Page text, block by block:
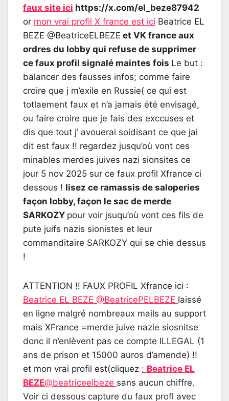
faux site ici https://x.com/el_beze87942
or mon vrai profil X france est ici Beatrice EL
BEZE @BeatriceELBEZE et VK france aux
ordres du lobby qui refuse de supprimer
ce faux profil signalé maintes fois Le but :
balancer des fausses infos; comme faire
croire que j m’exile en Russie( ce qui est
totlaement faux et n’a jamais été envisagé,
ou faire croire que je fais des exccuses et
dis que tout j’ avouerai soidisant ce que jai
dit est faux !! regardez jusqu’où vont ces
minables merdes juives nazi sionsites ce
jour 5 nov 2025 sur ce faux profil Xfrance ci
dessous ! lisez ce ramassis de saloperies
façon lobby, façon le sac de merde
SARKOZY pour voir jsuqu’où vont ces fils de
pute juifs nazis sionistes et leur
commanditaire SARKOZY qui se chie dessus
!
ATTENTION !! FAUX PROFIL Xfrance ici :
Beatrice EL BEZE @BeatricePELBEZE laissé
en ligne malgré nombreaux mails au support
mais XFrance =merde juive nazie siosnitse
donc il n’enlèvent pas ce compte ILLEGAL (1
ans de prison et 15000 auros d’amende) !!
et mon vrai profil est(cliquez : Beatrice EL
BEZE@beatriceelbeze sans aucun chiffre.
Voir ci dessous capture du faux profl avec